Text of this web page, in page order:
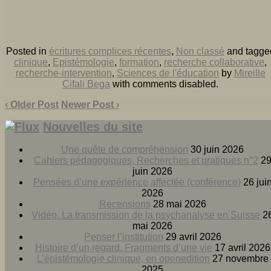
Posted in écritures complices récentes, Non classé and
clinique, Epistémologie, formation, recherche collaborative,
recherche-intervention, Sciences de l'éducation by Mireille
Cifali Bega with comments disabled.
‹ Older Post Newer Post ›
Nouvelles du site
Une quête de compréhension 30 juin 2026
Cahiers pédagogiques, Recherches et pratiques n°2 29
juin 2026
Pensées d’une expérience affectée (conférence) 26
2026
Recensions 28 mai 2026
Vidéo, La transmission de la psychanalyse en Suisse
mai 2026
Penser l’institution 29 avril 2026
Histoire d’un regard. Fragments d’une vie 17 avril 2026
L’épistémologie clinique, en openedition 27 novembre